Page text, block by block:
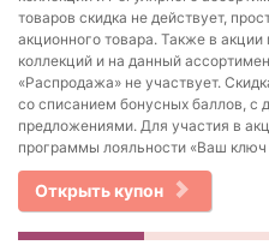
товаров скидка не действует,
акционного товара. Также в акции
коллекций и на данный
«Распродажа» не участвует.
со списанием бонусных баллов,
предложениями. Для участия в
программы лояльности «Ваш ключ
Открыть купон